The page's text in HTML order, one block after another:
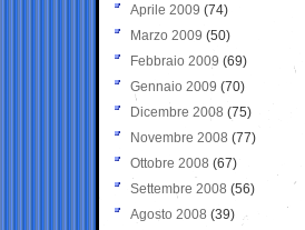
Aprile 2009 (74)
Marzo 2009 (50)
Febbraio 2009 (69)
Gennaio 2009 (70)
Dicembre 2008 (75)
Novembre 2008 (77)
Ottobre 2008 (67)
Settembre 2008 (56)
Agosto 2008 (39)